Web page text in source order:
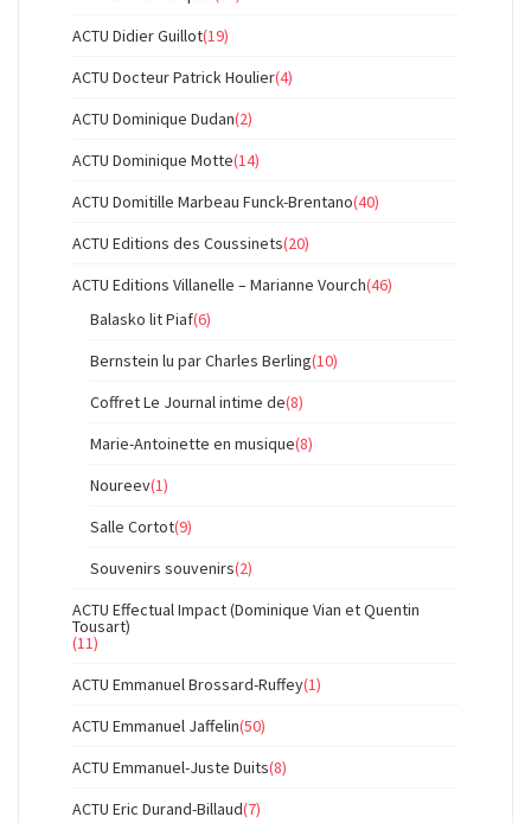
ACTU Didier Guillot(19)
ACTU Docteur Patrick Houlier(4)
ACTU Dominique Dudan(2)
ACTU Dominique Motte(14)
ACTU Domitille Marbeau Funck-Brentano(40)
ACTU Editions des Coussinets(20)
ACTU Editions Villanelle – Marianne Vourch(46)
Balasko lit Piaf(6)
Bernstein lu par Charles Berling(10)
Coffret Le Journal intime de(8)
Marie-Antoinette en musique(8)
Noureev(1)
Salle Cortot(9)
Souvenirs souvenirs(2)
ACTU Effectual Impact (Dominique Vian et Quentin
Tousart)
(11)
ACTU Emmanuel Brossard-Ruffey(1)
ACTU Emmanuel Jaffelin(50)
ACTU Emmanuel-Juste Duits(8)
ACTU Eric Durand-Billaud(7)